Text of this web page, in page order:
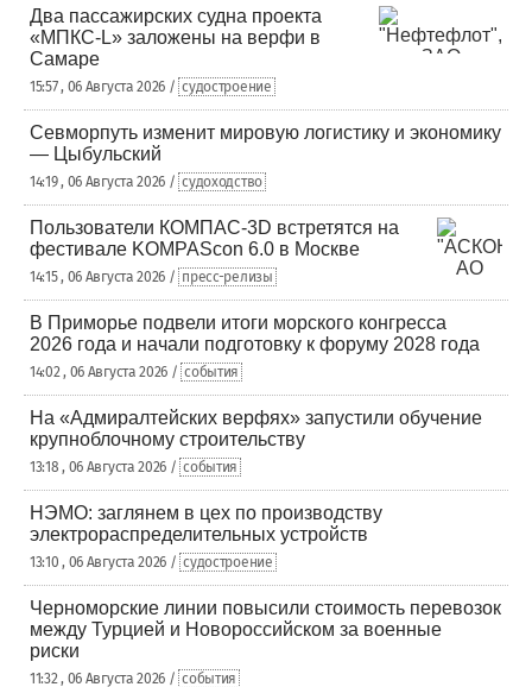
Два пассажирских судна проекта
«МПКС-L» заложены на верфи в
Самаре
15:57 , 06 Августа 2026 / судостроение
Севморпуть изменит мировую логистику и экономику
— Цыбульский
14:19 , 06 Августа 2026 / судоходство
Пользователи КОМПАС-3D встретятся на
фестивале KOMPAScon 6.0 в Москве
14:15 , 06 Августа 2026 / пресс-релизы
В Приморье подвели итоги морского конгресса
2026 года и начали подготовку к форуму 2028 года
14:02 , 06 Августа 2026 / события
На «Адмиралтейских верфях» запустили обучение
крупноблочному строительству
13:18 , 06 Августа 2026 / события
НЭМО: заглянем в цех по производству
электрораспределительных устройств
13:10 , 06 Августа 2026 / судостроение
Черноморские линии повысили стоимость перевозок
между Турцией и Новороссийском за военные
риски
11:32 , 06 Августа 2026 / события